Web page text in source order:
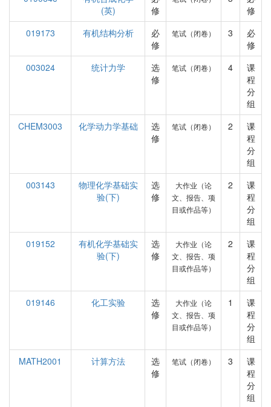
(英)
修
修
019173
有机结构分析
必
修
笔试（闭卷） 3
必
修
003024
统计力学
选
修
笔试（闭卷） 4
课
程
分
组
CHEM3003
化学动力学基础
选
修
笔试（闭卷） 2
课
程
分
组
003143
物理化学基础实
验(下)
选
修
大作业（论
文、报告、项
目或作品等）
2
课
程
分
组
019152
有机化学基础实
验(下)
选
修
大作业（论
文、报告、项
目或作品等）
2
课
程
分
组
019146
化工实验
选
修
大作业（论
文、报告、项
目或作品等）
1
课
程
分
组
MATH2001
计算方法
选
修
笔试（闭卷） 3
课
程
分
组